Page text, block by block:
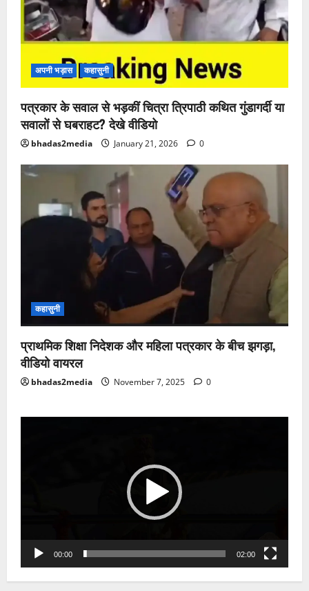
अपनी भड़ास कहासुनी
पत्रकार के सवाल से भड़कीं चित्रा त्रिपाठी कथित गुंडागर्दी या
सवालों से घबराहट? देखे वीडियो
bhadas2media January 21, 2026 0
कहासुनी
प्राथमिक शिक्षा निदेशक और महिला पत्रकार के बीच झगड़ा,
वीडियो वायरल
bhadas2media November 7, 2025 0
00:00 02:00